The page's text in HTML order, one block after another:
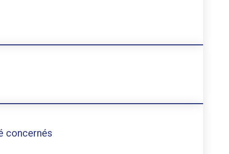
concernés